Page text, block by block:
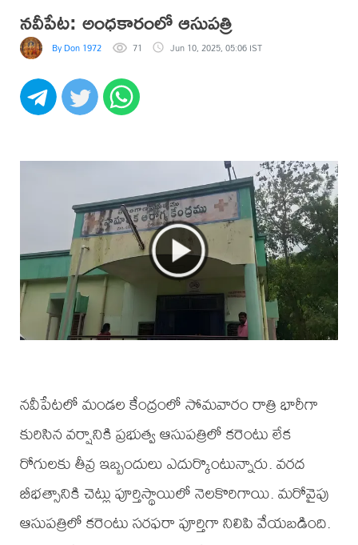
నవీపేట: అంధకారంలో ఆసుపత్రి
By Don 1972 71 Jun 10, 2025, 05:06 IST
నవీపేటలో మండల కేంద్రంలో సోమవారం రాత్రి భారీగా
కురిసిన వర్షానికి ప్రభుత్వ ఆసుపత్రిలో కరెంటు లేక
రోగులకు తీవ్ర ఇబ్బందులు ఎదుర్కొంటున్నారు. వరద
బీభత్సానికి చెట్లు పూర్తిస్థాయిలో నెలకొరిగాయి. మరోవైపు
ఆసుపత్రిలో కరెంటు సరఫరా పూర్తిగా నిలిపి వేయబడింది.